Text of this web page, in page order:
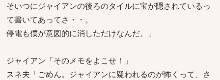
そいつにジャイアンの後ろのタイルに宝が隠されているっ
て書いてあってさ・・。
停電も僕が意図的に消しただけなんだ。」
ジャイアン「そのメモをよこせ！」
スネ夫「ごめん。ジャイアンに疑われるのが怖くって、さ